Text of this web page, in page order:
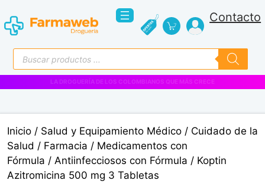
al
contenido
Contacto
Búsqueda
de
productos
VENTAS EMPRESARIALES
Inicio / Salud y Equipamiento Médico / Cuidado de la
Salud / Farmacia / Medicamentos con
Fórmula / Antiinfecciosos con Fórmula / Koptin
Azitromicina 500 mg 3 Tabletas